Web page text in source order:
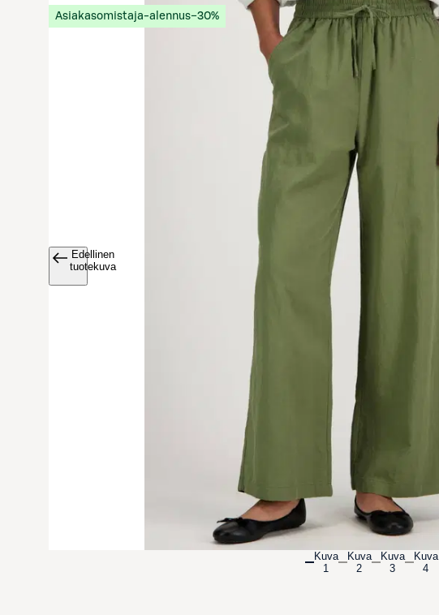
Avaa tuotekuva suurennettuna
Asiakasomistaja-alennus−30%
Edellinen
tuotekuva
Kuva
1
Kuva
2
Kuva
3
Kuva
4